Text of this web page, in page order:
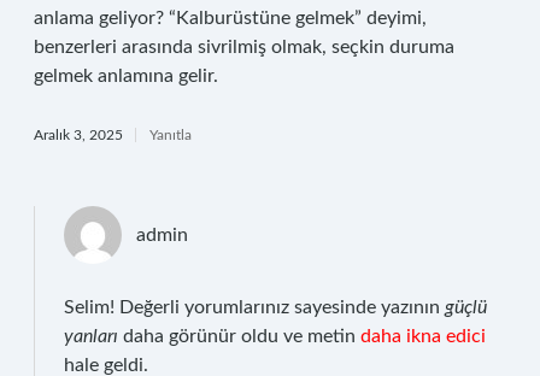
anlama geliyor? “Kalburüstüne gelmek” deyimi,
benzerleri arasında sivrilmiş olmak, seçkin duruma
gelmek anlamına gelir.
Aralık 3, 2025 Yanıtla
admin
Selim! Değerli yorumlarınız sayesinde yazının güçlü
yanları daha görünür oldu ve metin daha ikna edici
hale geldi.